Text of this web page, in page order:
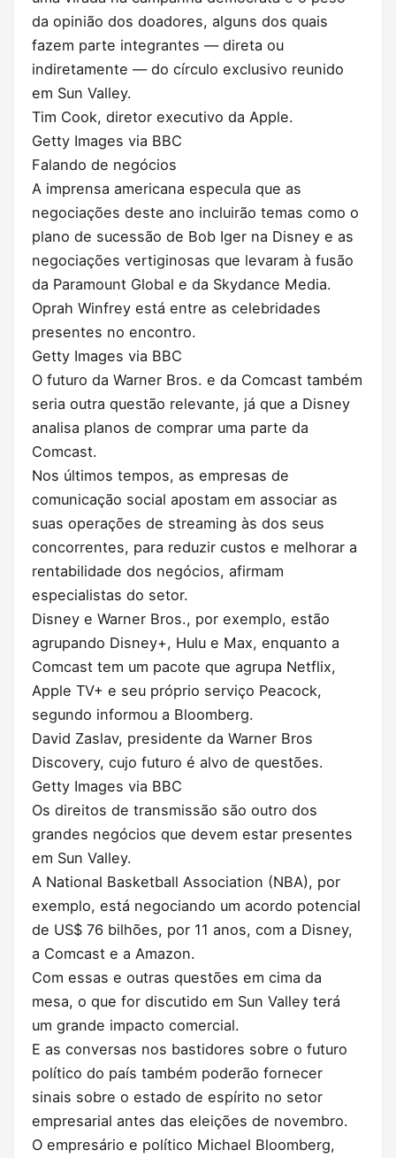
da opinião dos doadores, alguns dos quais
fazem parte integrantes — direta ou
indiretamente — do círculo exclusivo reunido
em Sun Valley.
Tim Cook, diretor executivo da Apple.
Getty Images via BBC
Falando de negócios
A imprensa americana especula que as
negociações deste ano incluirão temas como o
plano de sucessão de Bob Iger na Disney e as
negociações vertiginosas que levaram à fusão
da Paramount Global e da Skydance Media.
Oprah Winfrey está entre as celebridades
presentes no encontro.
Getty Images via BBC
O futuro da Warner Bros. e da Comcast também
seria outra questão relevante, já que a Disney
analisa planos de comprar uma parte da
Comcast.
Nos últimos tempos, as empresas de
comunicação social apostam em associar as
suas operações de streaming às dos seus
concorrentes, para reduzir custos e melhorar a
rentabilidade dos negócios, afirmam
especialistas do setor.
Disney e Warner Bros., por exemplo, estão
agrupando Disney+, Hulu e Max, enquanto a
Comcast tem um pacote que agrupa Netflix,
Apple TV+ e seu próprio serviço Peacock,
segundo informou a Bloomberg.
David Zaslav, presidente da Warner Bros
Discovery, cujo futuro é alvo de questões.
Getty Images via BBC
Os direitos de transmissão são outro dos
grandes negócios que devem estar presentes
em Sun Valley.
A National Basketball Association (NBA), por
exemplo, está negociando um acordo potencial
de US$ 76 bilhões, por 11 anos, com a Disney,
a Comcast e a Amazon.
Com essas e outras questões em cima da
mesa, o que for discutido em Sun Valley terá
um grande impacto comercial.
E as conversas nos bastidores sobre o futuro
político do país também poderão fornecer
sinais sobre o estado de espírito no setor
empresarial antes das eleições de novembro.
O empresário e político Michael Bloomberg,